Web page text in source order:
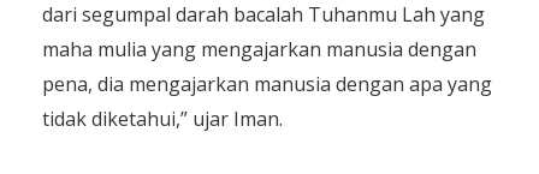
dari segumpal darah bacalah Tuhanmu Lah yang
maha mulia yang mengajarkan manusia dengan
pena, dia mengajarkan manusia dengan apa yang
tidak diketahui,” ujar Iman.